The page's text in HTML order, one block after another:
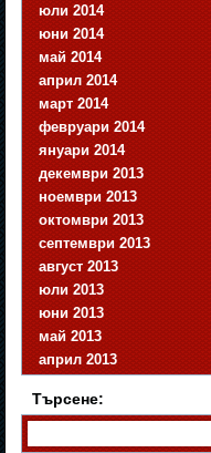
юли 2014
юни 2014
май 2014
април 2014
март 2014
февруари 2014
януари 2014
декември 2013
ноември 2013
октомври 2013
септември 2013
август 2013
юли 2013
юни 2013
май 2013
април 2013
Търсене: